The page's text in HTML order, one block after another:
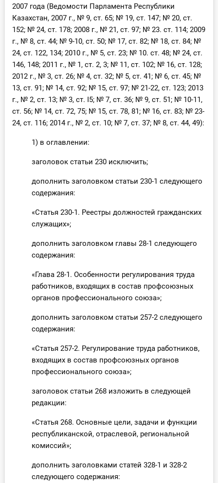
2007 года (Ведомости Парламента Республики
Казахстан, 2007 г., № 9, ст. 65; № 19, ст. 147; № 20, ст.
152; № 24, ст. 178; 2008 г., № 21, ст. 97; № 23. ст. 114; 2009
г., № 8, ст. 44; № 9-10, ст. 50; № 17, ст. 82; № 18, ст. 84; №
24, ст. 122, 134; 2010 г., № 5, ст. 23; № 10. ст. 48; № 24, ст.
146, 148; 2011 г., № 1, ст. 2, 3; № 11, ст. 102; № 16, ст. 128;
2012 г., № 3, ст. 26; № 4, ст. 32; № 5, ст. 41; № 6, ст. 45; №
13, ст. 91; № 14, ст. 92; № 15, ст. 97; № 21-22, ст. 123; 2013
г., № 2, ст. 13; № 3, ст. І5; № 7, ст. 36; № 9, ст. 51; № 10-11,
ст. 56; № 14, ст. 72, 75; № 15, ст. 78, 81; № 16, ст. 83; № 23-
24, ст. 116; 2014 г., № 2, ст. 10; № 7, ст. 37; № 8, ст. 44, 49):
1) в оглавлении:
заголовок статьи 230 исключить;
дополнить заголовком статьи 230-1 следующего
содержания:
«Статья 230-1. Реестры должностей гражданских
служащих»;
дополнить заголовком главы 28-1 следующего
содержания:
«Глава 28-1. Особенности регулирования труда
работников, входящих в состав профсоюзных
органов профессионального союза»;
дополнить заголовком статьи 257-2 следующего
содержания:
«Статья 257-2. Регулирование труда работников,
входящих в состав профсоюзных органов
профессионального союза»;
заголовок статьи 268 изложить в следующей
редакции:
«Статья 268. Основные цели, задачи и функции
республиканской, отраслевой, региональной
комиссий»;
дополнить заголовками статей 328-1 и 328-2
следующего содержания: